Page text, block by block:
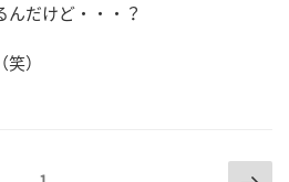
だけど・・・？
）